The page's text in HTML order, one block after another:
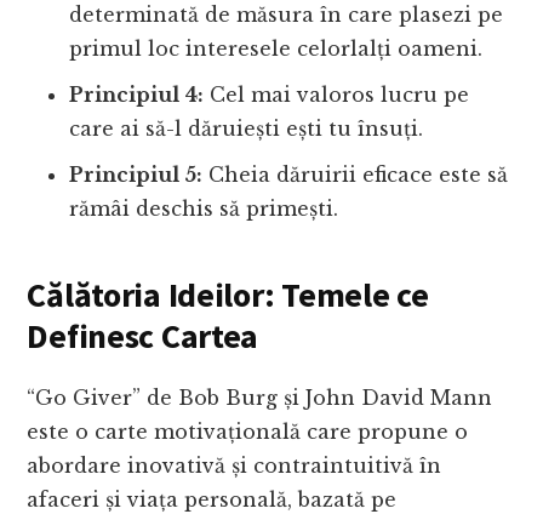
determinată de măsura în care plasezi pe
primul loc interesele celorlalți oameni.
Principiul 4: Cel mai valoros lucru pe
care ai să-l dăruiești ești tu însuți.
Principiul 5: Cheia dăruirii eficace este să
rămâi deschis să primești.
Călătoria Ideilor: Temele ce
Definesc Cartea
“Go Giver” de Bob Burg și John David Mann
este o carte motivațională care propune o
abordare inovativă și contraintuitivă în
afaceri și viața personală, bazată pe